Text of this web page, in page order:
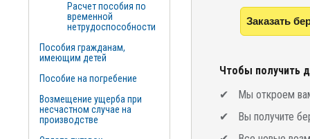
Заказать
Чтобы получить
Мы откроем
Вы получите
Расчет пособия по
временной
нетрудоспособности
Пособия гражданам,
имеющим детей
Пособие на погребение
Возмещение ущерба при
несчастном случае на
производстве